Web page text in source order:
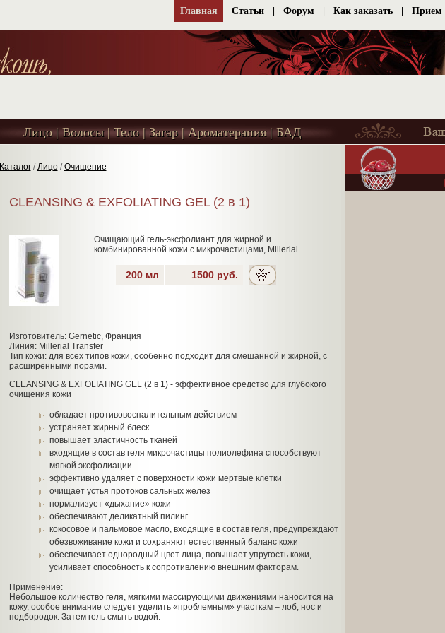
Главная Статьи Форум Как заказать Прием
Лицо | Волосы | Тело | Загар | Ароматерапия | БАД
Лицо|Волосы|Тело|Загар|Ароматерапия|БАД
Каталог/Лицо/Очищение
CLEANSING & EXFOLIATING GEL (2 в 1)
Очищающий гель-эксфолиант для жирной и
комбинированной кожи с микрочастицами, Millerial
200 мл 1500 руб.
Изготовитель: Gernetic, Франция
Линия: Millerial Transfer
Тип кожи: для всех типов кожи, особенно подходит для смешанной и жирной, с
расширенными порами.
CLEANSING & EXFOLIATING GEL (2 в 1) - эффективное средство для глубокого
очищения кожи
обладает противовоспалительным действием
устраняет жирный блеск
повышает эластичность тканей
входящие в состав геля микрочастицы полиолефина способствуют
мягкой эксфолиации
эффективно удаляет с поверхности кожи мертвые клетки
очищает устья протоков сальных желез
нормализует «дыхание» кожи
обеспечивают деликатный пилинг
кокосовое и пальмовое масло, входящие в состав геля, предупреждают
обезвоживание кожи и сохраняют естественный баланс кожи
обеспечивает однородный цвет лица, повышает упругость кожи,
усиливает способность к сопротивлению внешним факторам.
Применение:
Небольшое количество геля, мягкими массирующими движениями наносится на
кожу, особое внимание следует уделить «проблемным» участкам – лоб, нос и
подбородок. Затем гель смыть водой.